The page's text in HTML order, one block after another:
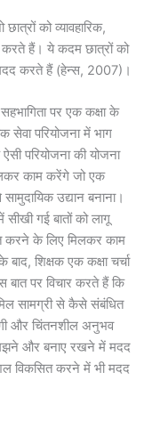
को व्यावहारिक,
हैं। ये कदम छात्रों को
करते हैं (हेन्स, 2007)।
पर एक कक्षा के
सेवा परियोजना में भाग
परियोजना की योजना
काम करेंगे जो एक
उद्यान बनाना।
सीखी गई बातों को लागू
करने के लिए मिलकर काम
शिक्षक एक कक्षा चर्चा
बात पर विचार करते हैं कि
सामग्री से कैसे संबंधित
और चिंतनशील अनुभव
और बनाए रखने में मदद
विकसित करने में भी मदद